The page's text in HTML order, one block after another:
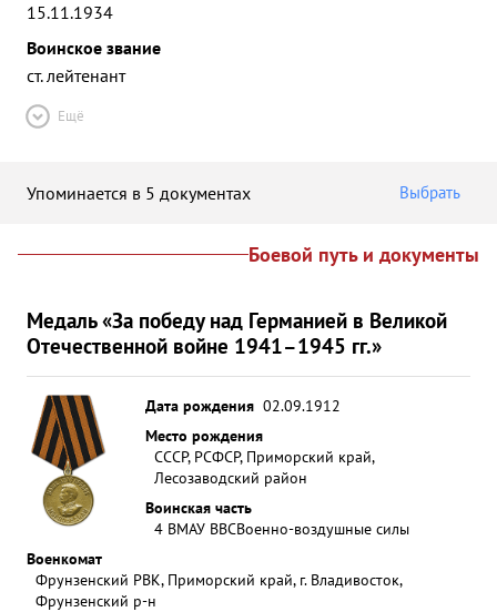
15.11.1934
Воинское звание
ст. лейтенант
Ещё
Упоминается в 5 документах Выбрать
Боевой путь и документы
Медаль «За победу над Германией в Великой
Отечественной войне 1941–1945 гг.»
Дата рождения 02.09.1912
Место рождения
СССР, РСФСР, Приморский край,
Лесозаводский район
Воинская часть
4 ВМАУ ВВСВоенно-воздушные силы
Военкомат
Фрунзенский РВК, Приморский край, г. Владивосток,
Фрунзенский р-н